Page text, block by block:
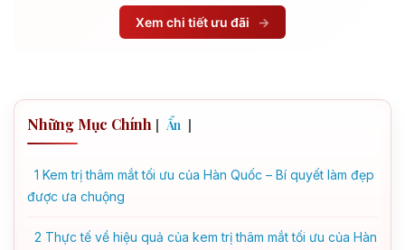
Xem chi tiết ưu đãi →
Những Mục Chính [ Ẩn ]
1 Kem trị thâm mắt tối ưu của Hàn Quốc – Bí quyết làm đẹp
được ưa chuộng
2 Thực tế về hiệu quả của kem trị thâm mắt tối ưu của Hàn